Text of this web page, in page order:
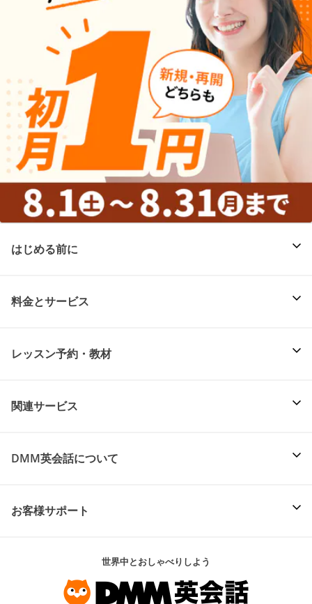
はじめる前に
料金とサービス
レッスン予約・教材
関連サービス
DMM英会話について
お客様サポート
世界中とおしゃべりしよう